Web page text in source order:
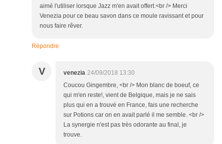
aimé l'utiliser lorsque Jazz m'en avait offert.<br /> Merci
Venezia pour ce beau savon dans ce moule ravissant et pour
nous faire rêver.
Répondre
V venezia 24/09/2018 13:30
Coucou Gingembre, <br /> Mon blanc de boeuf, ce
qui m'en reste!, vient de Belgique, mais je ne sais
plus qui en a trouvé en France, fais une recherche
sur Potions car on en avait parlé il me semble. <br />
La synergie n'est pas très odorante au final, je
trouve.